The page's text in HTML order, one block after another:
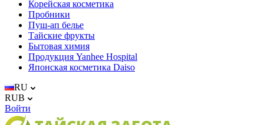
Корейская косметика
Пробники
Пуш-ап белье
Тайские фрукты
Бытовая химия
Продукция Yanhee Hospital
Японская косметика Daiso
RU
RUB
Войти